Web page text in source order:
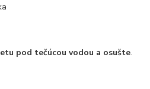
pod tečúcou vodou a osušte.